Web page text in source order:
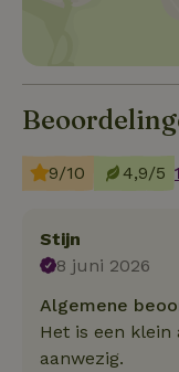
9/10 4,9/5
Stijn
8 juni 2026
Algemene
Het is een
aanwezig.